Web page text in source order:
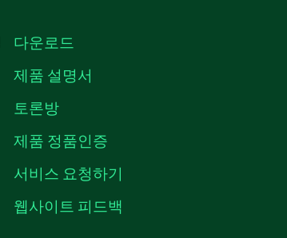
다운로드
제품 설명서
토론방
제품 정품인증
서비스 요청하기
웹사이트 피드백